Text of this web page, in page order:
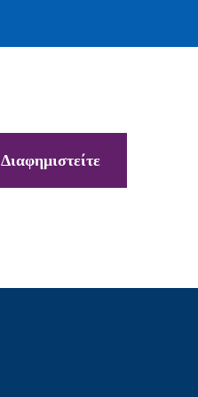
Διαφημιστείτε